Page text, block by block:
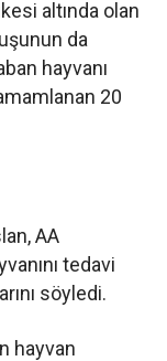
altında olan
da
hayvanı
20
AA
tedavi
söyledi.
hayvan